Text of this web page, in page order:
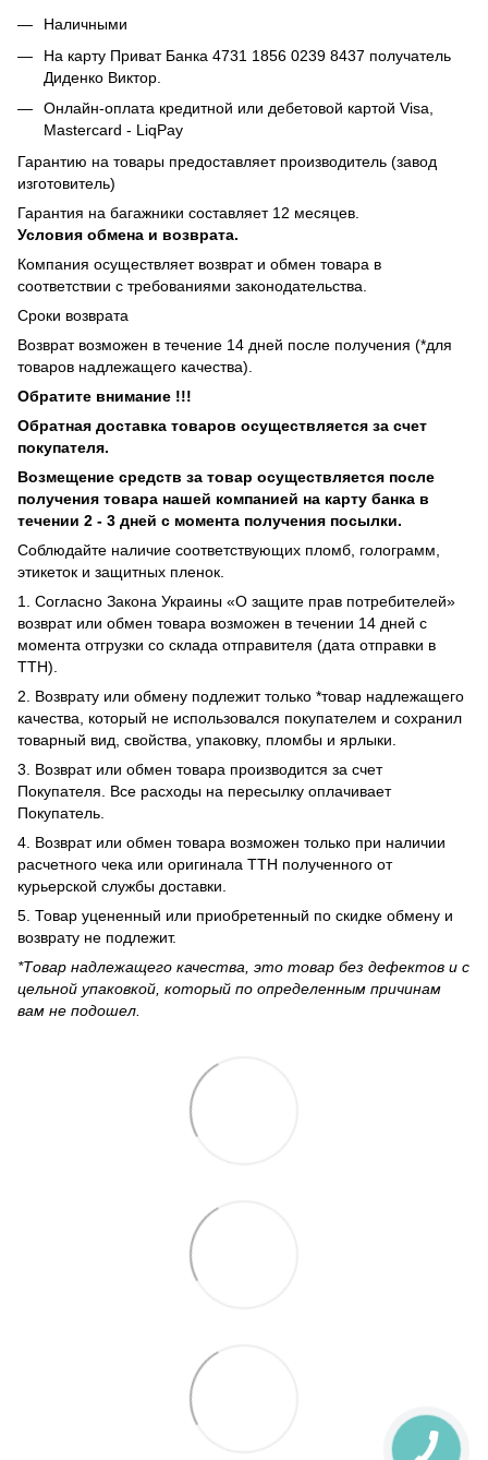
Наличными
На карту Приват Банка 4731 1856 0239 8437 получатель
Диденко Виктор.
Онлайн-оплата кредитной или дебетовой картой Visa,
Mastercard - LiqPay
Гарантию на товары предоставляет производитель (завод
изготовитель)
Гарантия на багажники составляет 12 месяцев.
Условия обмена и возврата.
Компания осуществляет возврат и обмен товара в
соответствии с требованиями законодательства.
Сроки возврата
Возврат возможен в течение 14 дней после получения (*для
товаров надлежащего качества).
Обратите внимание !!!
Обратная доставка товаров осуществляется за счет
покупателя.
Возмещение средств за товар осуществляется после
получения товара нашей компанией на карту банка в
течении 2 - 3 дней с момента получения посылки.
Соблюдайте наличие соответствующих пломб, голограмм,
этикеток и защитных пленок.
1. Согласно Закона Украины «О защите прав потребителей»
возврат или обмен товара возможен в течении 14 дней с
момента отгрузки со склада отправителя (дата отправки в
ТТН).
2. Возврату или обмену подлежит только *товар надлежащего
качества, который не использовался покупателем и сохранил
товарный вид, свойства, упаковку, пломбы и ярлыки.
3. Возврат или обмен товара производится за счет
Покупателя. Все расходы на пересылку оплачивает
Покупатель.
4. Возврат или обмен товара возможен только при наличии
расчетного чека или оригинала ТТН полученного от
курьерской службы доставки.
5. Товар уцененный или приобретенный по скидке обмену и
возврату не подлежит.
*Товар надлежащего качества, это товар без дефектов и с
цельной упаковкой, который по определенным причинам
вам не подошел.